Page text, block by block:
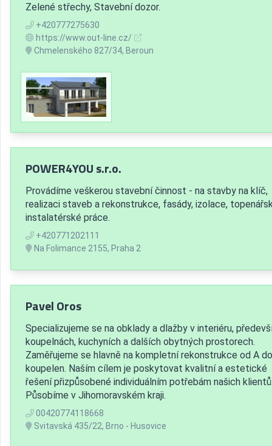
Zelené střechy, Stavební dozor.
+420777275630
https://www.out-line.cz/
Chmelenského 827/34, Beroun
POWER4YOU s.r.o.
Provádíme veškerou stavební činnost - na stavby na klíč,
realizaci staveb a rekonstrukce, fasády, izolace,
instalatérské práce.
+420771202111
Na Folimance 2155, Praha 2
Pavel Oros
Specializujeme se na obklady a dlažby v interiéru,
koupelnách, kuchyních a dalších obytných prostorech.
Zaměřujeme se hlavně na kompletní rekonstrukce od A
koupelen. Naším cílem je poskytovat kvalitní a estetické
řešení přizpůsobené individuálním potřebám našich
Působíme v Jihomoravském kraji.
00420774118668
Svitavská 435/22, Brno - Husovice